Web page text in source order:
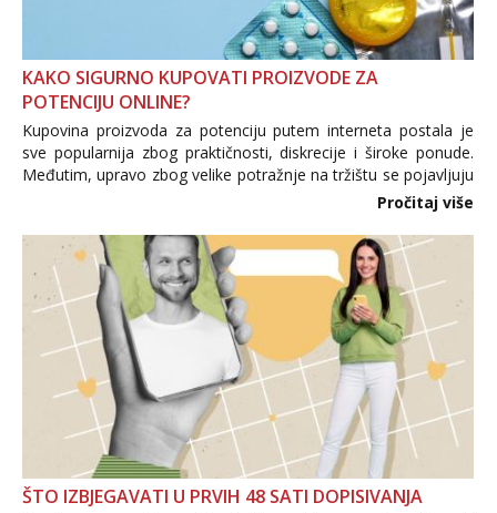
KAKO SIGURNO KUPOVATI PROIZVODE ZA
POTENCIJU ONLINE?
Kupovina proizvoda za potenciju putem interneta postala je
sve popularnija zbog praktičnosti, diskrecije i široke ponude.
Međutim, upravo zbog velike potražnje na tržištu se pojavljuju
i brojni krivotvoreni proizvodi, nepouzdane internetske
Pročitaj više
ŠTO IZBJEGAVATI U PRVIH 48 SATI DOPISIVANJA